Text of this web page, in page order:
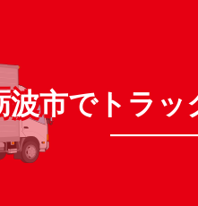
波市でトラッ